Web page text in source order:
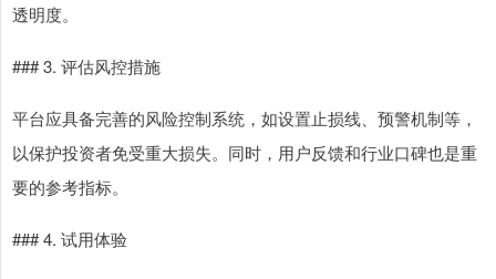
透明度。
### 3. 评估风控措施
平台应具备完善的风险控制系统，如设置止损线、预警机制等，
以保护投资者免受重大损失。同时，用户反馈和行业口碑也是重
要的参考指标。
### 4. 试用体验